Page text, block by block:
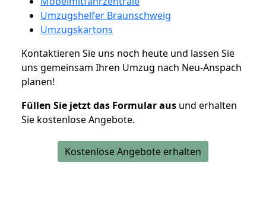
Umzugshelfer Braunschweig
Umzugskartons
Kontaktieren Sie uns noch heute und lassen Sie
uns gemeinsam Ihren Umzug nach Neu-Anspach
planen!
Füllen Sie jetzt das Formular aus und erhalten
Sie kostenlose Angebote.
Kostenlose Angebote erhalten